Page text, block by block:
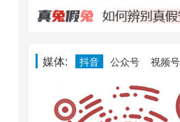
媒体: 抖音 公众号 视频号